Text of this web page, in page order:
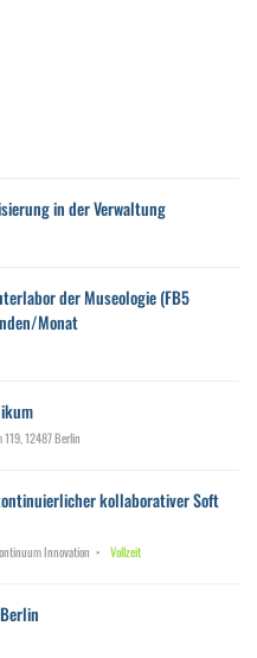
in der Verwaltung
der Museologie (FB5
Monat
119, 12487 Berlin
kollaborativer Soft
Innovation Vollzeit